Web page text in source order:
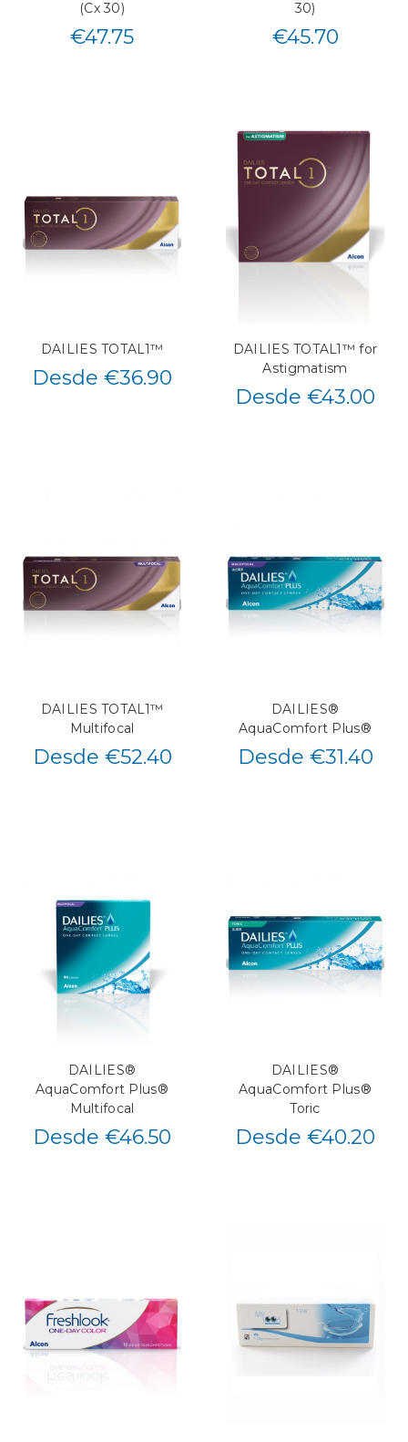
(Cx 30)
€47.75
30)
€45.70
DAILIES TOTAL1™
Desde €36.90
DAILIES TOTAL1™ for
Astigmatism
Desde €43.00
DAILIES TOTAL1™
Multifocal
Desde €52.40
DAILIES®
AquaComfort Plus®
Desde €31.40
DAILIES®
AquaComfort Plus®
Multifocal
Desde €46.50
DAILIES®
AquaComfort Plus®
Toric
Desde €40.20